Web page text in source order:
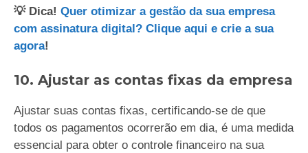
💡 Dica! Quer otimizar a gestão da sua empresa
com assinatura digital? Clique aqui e crie a sua
agora!
10. Ajustar as contas fixas da empresa
Ajustar suas contas fixas, certificando-se de que
todos os pagamentos ocorrerão em dia, é uma medida
essencial para obter o controle financeiro na sua